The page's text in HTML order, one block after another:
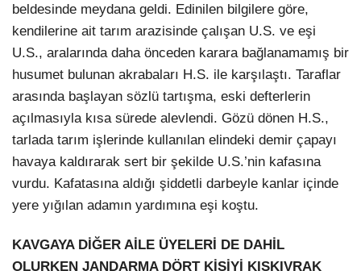
beldesinde meydana geldi. Edinilen bilgilere göre,
kendilerine ait tarım arazisinde çalışan U.S. ve eşi
U.S., aralarında daha önceden karara bağlanamamış bir
husumet bulunan akrabaları H.S. ile karşılaştı. Taraflar
arasında başlayan sözlü tartışma, eski defterlerin
açılmasıyla kısa sürede alevlendi. Gözü dönen H.S.,
tarlada tarım işlerinde kullanılan elindeki demir çapayı
havaya kaldırarak sert bir şekilde U.S.’nin kafasına
vurdu. Kafatasına aldığı şiddetli darbeyle kanlar içinde
yere yığılan adamın yardımına eşi koştu.
KAVGAYA DİĞER AİLE ÜYELERİ DE DAHİL
OLURKEN JANDARMA DÖRT KİŞİYİ KISKIVRAK